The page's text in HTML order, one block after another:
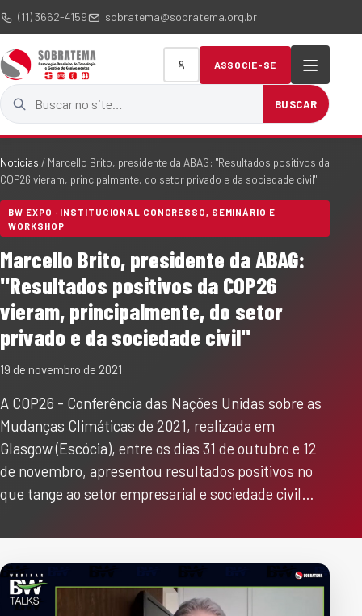
(11) 3662-4159 sobratema@sobratema.org.br
Buscar no site
BUSCAR
ASSOCIE-SE
Notícias / Marcello Brito, presidente da ABAG: "Resultados positivos da
COP26 vieram, principalmente, do setor privado e da sociedade civil"
BW EXPO · INSTITUCIONAL CONGRESSO, SEMINÁRIO E
WORKSHOP
Marcello Brito, presidente da ABAG:
"Resultados positivos da COP26
vieram, principalmente, do setor
privado e da sociedade civil"
19 de novembro de 2021
A COP26 - Conferência das Nações Unidas sobre as
Mudanças Climáticas de 2021, realizada em
Glasgow (Escócia), entre os dias 31 de outubro e 12
de novembro, apresentou resultados positivos no
que tange ao setor empresarial e sociedade civil…